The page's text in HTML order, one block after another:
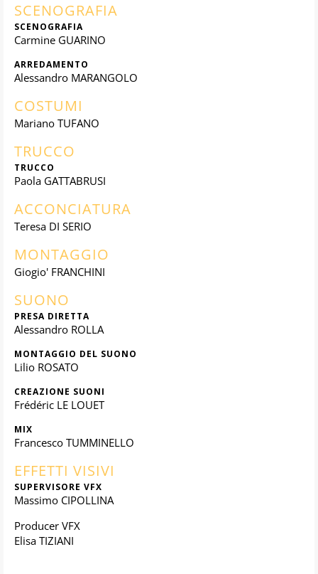
SCENOGRAFIA
SCENOGRAFIA
Carmine GUARINO
ARREDAMENTO
Alessandro MARANGOLO
COSTUMI
Mariano TUFANO
TRUCCO
TRUCCO
Paola GATTABRUSI
ACCONCIATURA
Teresa DI SERIO
MONTAGGIO
Giogio' FRANCHINI
SUONO
PRESA DIRETTA
Alessandro ROLLA
MONTAGGIO DEL SUONO
Lilio ROSATO
CREAZIONE SUONI
Frédéric LE LOUET
MIX
Francesco TUMMINELLO
EFFETTI VISIVI
SUPERVISORE VFX
Massimo CIPOLLINA
Producer VFX
Elisa TIZIANI